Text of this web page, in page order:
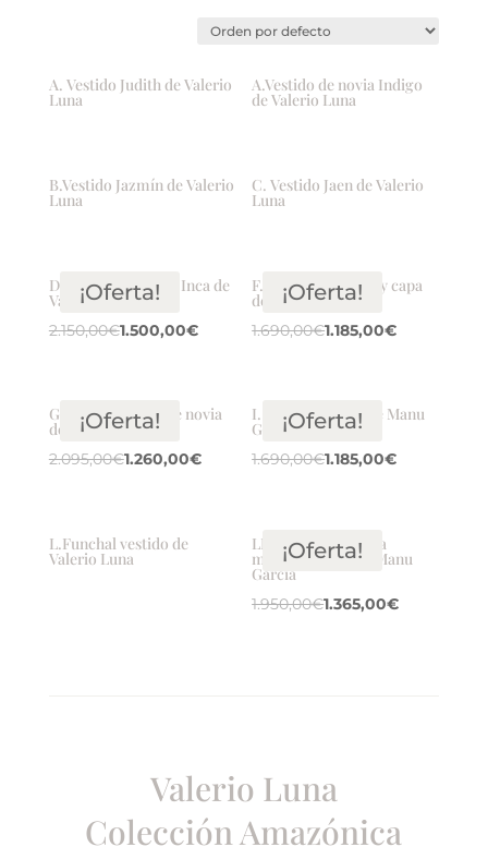
A. Vestido Judith de Valerio
Luna
A.Vestido de novia Indigo
de Valerio Luna
B.Vestido Jazmín de Valerio
Luna
C. Vestido Jaen de Valerio
Luna
¡Oferta!
D. Vestido de novia Inca de
Valerio Luna
2.150,00€1.500,00€
¡Oferta!
F. Gabriela vestido y capa
de Valerio Luna
1.690,00€1.185,00€
¡Oferta!
G. Gadea vestido de novia
de Valerio Luna
2.095,00€1.260,00€
¡Oferta!
I. Vestido Utopía de Manu
García
1.690,00€1.185,00€
L.Funchal vestido de
Valerio Luna ¡Oferta!
LL. Vestido de novia
modelo Sevilla de Manu
García
1.950,00€1.365,00€
Valerio Luna
Colección Amazónica